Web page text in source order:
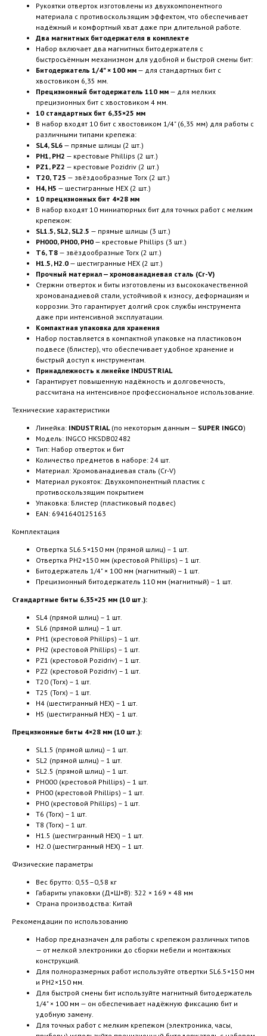
Рукоятки отверток изготовлены из двухкомпонентного
материала с противоскользящим эффектом, что обеспечивает
надёжный и комфортный хват даже при длительной работе.
Два магнитных битодержателя в комплекте
Набор включает два магнитных битодержателя с
быстросъёмным механизмом для удобной и быстрой смены бит:
Битодержатель 1/4" × 100 мм — для стандартных бит с
хвостовиком 6,35 мм.
Прецизионный битодержатель 110 мм — для мелких
прецизионных бит с хвостовиком 4 мм.
10 стандартных бит 6,35×25 мм
В набор входят 10 бит с хвостовиком 1/4" (6,35 мм) для работы с
различными типами крепежа:
SL4, SL6 — прямые шлицы (2 шт.)
PH1, PH2 — крестовые Phillips (2 шт.)
PZ1, PZ2 — крестовые Pozidriv (2 шт.)
T20, T25 — звёздообразные Torx (2 шт.)
H4, H5 — шестигранные HEX (2 шт.)
10 прецизионных бит 4×28 мм
В набор входят 10 миниатюрных бит для точных работ с мелким
крепежом:
SL1.5, SL2, SL2.5 — прямые шлицы (3 шт.)
PH000, PH00, PH0 — крестовые Phillips (3 шт.)
T6, T8 — звёздообразные Torx (2 шт.)
H1.5, H2.0 — шестигранные HEX (2 шт.)
Прочный материал — хромованадиевая сталь (Cr-V)
Стержни отверток и биты изготовлены из высококачественной
хромованадиевой стали, устойчивой к износу, деформациям и
коррозии. Это гарантирует долгий срок службы инструмента
даже при интенсивной эксплуатации.
Компактная упаковка для хранения
Набор поставляется в компактной упаковке на пластиковом
подвесе (блистер), что обеспечивает удобное хранение и
быстрый доступ к инструментам.
Принадлежность к линейке INDUSTRIAL
Гарантирует повышенную надёжность и долговечность,
рассчитана на интенсивное профессиональное использование.
Технические характеристики
Линейка: INDUSTRIAL(по некоторым данным — SUPER INGCO)
Модель: INGCO HKSDB02482
Тип: Набор отверток и бит
Количество предметов в наборе: 24 шт.
Материал: Хромованадиевая сталь (Cr-V)
Материал рукояток: Двухкомпонентный пластик с
противоскользящим покрытием
Упаковка: Блистер (пластиковый подвес)
EAN: 6941640125163
Комплектация
Отвертка SL6.5×150 мм (прямой шлиц) – 1 шт.
Отвертка PH2×150 мм (крестовой Phillips) – 1 шт.
Битодержатель 1/4" × 100 мм (магнитный) – 1 шт.
Прецизионный битодержатель 110 мм (магнитный) – 1 шт.
Стандартные биты 6,35×25 мм (10 шт.):
SL4 (прямой шлиц) – 1 шт.
SL6 (прямой шлиц) – 1 шт.
PH1 (крестовой Phillips) – 1 шт.
PH2 (крестовой Phillips) – 1 шт.
PZ1 (крестовой Pozidriv) – 1 шт.
PZ2 (крестовой Pozidriv) – 1 шт.
T20 (Torx) – 1 шт.
T25 (Torx) – 1 шт.
H4 (шестигранный HEX) – 1 шт.
H5 (шестигранный HEX) – 1 шт.
Прецизионные биты 4×28 мм (10 шт.):
SL1.5 (прямой шлиц) – 1 шт.
SL2 (прямой шлиц) – 1 шт.
SL2.5 (прямой шлиц) – 1 шт.
PH000 (крестовой Phillips) – 1 шт.
PH00 (крестовой Phillips) – 1 шт.
PH0 (крестовой Phillips) – 1 шт.
T6 (Torx) – 1 шт.
T8 (Torx) – 1 шт.
H1.5 (шестигранный HEX) – 1 шт.
H2.0 (шестигранный HEX) – 1 шт.
Физические параметры
Вес брутто: 0,55–0,58 кг
Габариты упаковки (Д×Ш×В): 322 × 169 × 48 мм
Страна производства: Китай
Рекомендации по использованию
Набор предназначен для работы с крепежом различных типов
— от мелкой электроники до сборки мебели и монтажных
конструкций.
Для полноразмерных работ используйте отвертки SL6.5×150 мм
и PH2×150 мм.
Для быстрой смены бит используйте магнитный битодержатель
1/4" × 100 мм — он обеспечивает надёжную фиксацию бит и
удобную замену.
Для точных работ с мелким крепежом (электроника, часы,